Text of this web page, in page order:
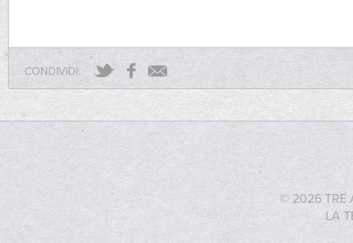
CONDIVIDI:
© 2026 TRE
LA